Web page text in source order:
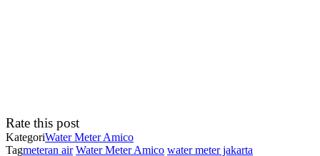
Rate this post
KategoriWater Meter Amico
Tagmeteran air Water Meter Amico water meter jakarta